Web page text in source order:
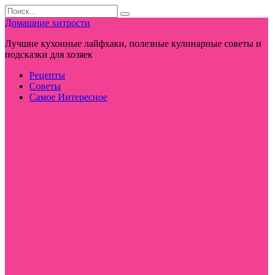
Перейти
к
контенту
Search
for:
Домашние хитрости
Лучшие кухонные лайфхаки, полезные кулинарные советы и
подсказки для хозяек
Рецепты
Советы
Самое Интересное